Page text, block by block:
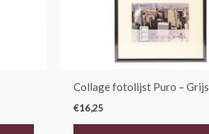
Collage fotolijst Puro – Grijs
€16,25